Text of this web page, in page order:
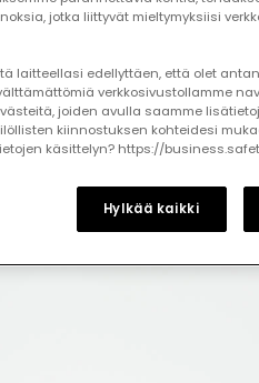
jotka liittyvät mieltymyksiisi
laitteellasi edellyttäen, että olet
verkkosivustollamme
joiden avulla saamme
kiinnostuksen kohteidesi
käsittelyn? https://
Hylkää kaikki